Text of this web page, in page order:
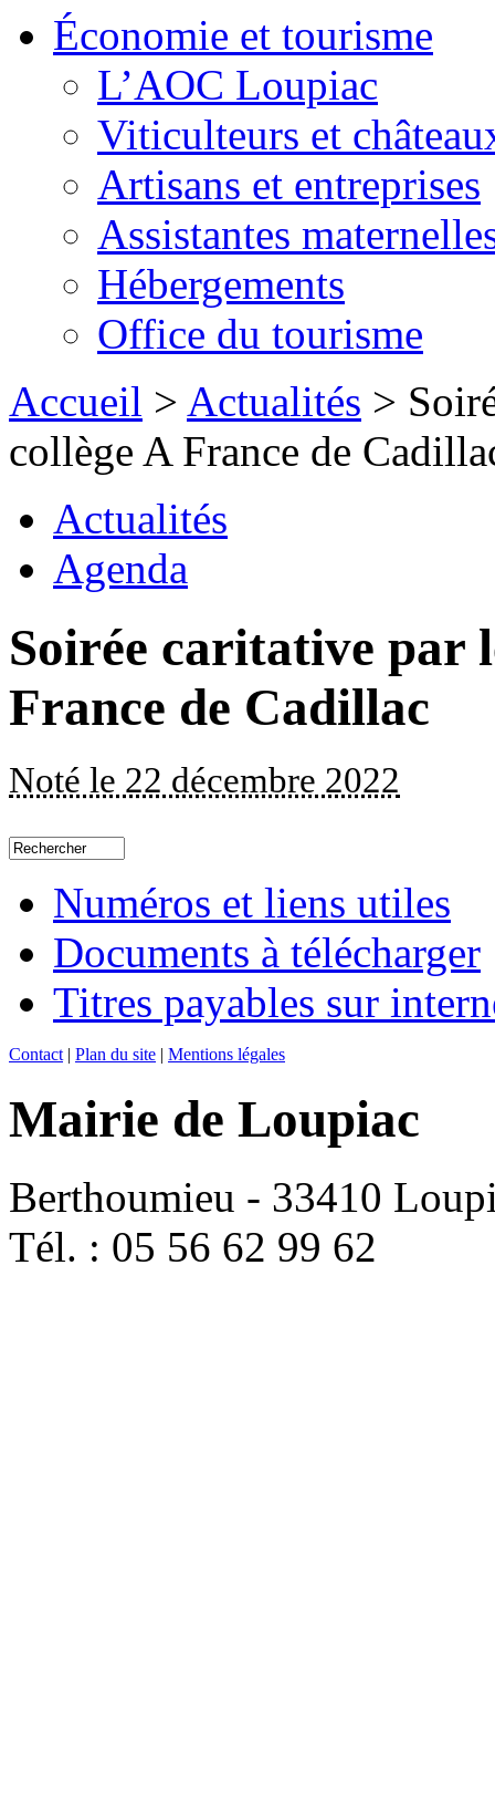
Économie et tourisme
L’AOC Loupiac
Viticulteurs et
Artisans et entreprises
Assistantes
Hébergements
Office du tourisme
Accueil > Actualités >
collège A France de
Actualités
Agenda
Soirée caritative par
France de Cadillac
Noté le 22 décembre 2022
Numéros et liens utiles
Documents à télécharger
Titres payables sur
Contact | Plan du site | Mentions légales
Mairie de Loupiac
Berthoumieu - 33410
Tél. : 05 56 62 99 62